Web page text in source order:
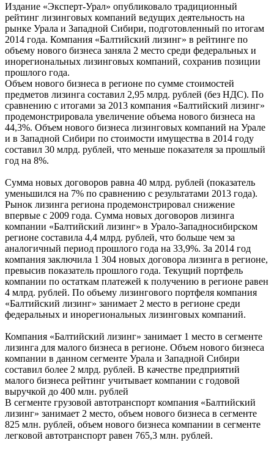
Издание «Эксперт-Урал» опубликовало традиционный
рейтинг лизинговых компаний ведущих деятельность на
рынке Урала и Западной Сибири, подготовленный по итогам
2014 года. Компания «Балтийский лизинг» в рейтинге по
объему нового бизнеса заняла 2 место среди федеральных и
инорегиональных лизинговых компаний, сохранив позиции
прошлого года.
Объем нового бизнеса в регионе по сумме стоимостей
предметов лизинга составил 2,95 млрд. рублей (без НДС). По
сравнению с итогами за 2013 компания «Балтийский лизинг»
продемонстрировала увеличение объема нового бизнеса на
44,3%. Объем нового бизнеса лизинговых компаний на Урале
и в Западной Сибири по стоимости имущества в 2014 году
составил 30 млрд. рублей, что меньше показателя за прошлый
год на 8%.
Сумма новых договоров равна 40 млрд. рублей (показатель
уменьшился на 7% по сравнению с результатами 2013 года).
Рынок лизинга региона продемонстрировал снижение
впервые с 2009 года. Сумма новых договоров лизинга
компании «Балтийский лизинг» в Урало-Западносибирском
регионе составила 4,4 млрд. рублей, что больше чем за
аналогичный период прошлого года на 33,9%. За 2014 год
компания заключила 1 304 новых договора лизинга в регионе,
превысив показатель прошлого года. Текущий портфель
компании по остаткам платежей к получению в регионе равен
4 млрд. рублей. По объему лизингового портфеля компания
«Балтийский лизинг» занимает 2 место в регионе среди
федеральных и инорегиональных лизинговых компаний.
Компания «Балтийский лизинг» занимает 1 место в сегменте
лизинга для малого бизнеса в регионе. Объем нового бизнеса
компании в данном сегменте Урала и Западной Сибири
составил более 2 млрд. рублей. В качестве предприятий
малого бизнеса рейтинг учитывает компании с годовой
выручкой до 400 млн. рублей
В сегменте грузовой автотранспорт компания «Балтийский
лизинг» занимает 2 место, объем нового бизнеса в сегменте
825 млн. рублей, объем нового бизнеса компании в сегменте
легковой автотранспорт равен 765,3 млн. рублей.